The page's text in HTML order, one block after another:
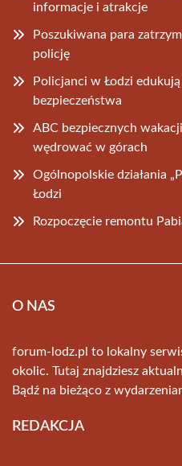
informacje i atrakcje
Poszukiwana para
policję
Policjanci w Łodzi
bezpieczeństwa
ABC bezpiecznych
wędrować w górach
Ogólnopolskie działania
Łodzi
Rozpoczęcie remontu
O NAS
forum-lodz.pl to lokalny
okolic. Tutaj znajdziesz
Bądź na bieżąco z
REDAKCJA